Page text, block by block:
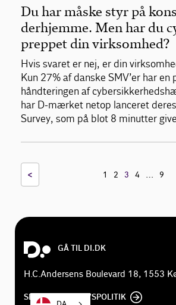
Du har måske styr på
derhjemme. Men har du
preppet din virksomhed?
Hvis svaret er nej, er din
Kun 27% af danske SMV’er har en
håndteringen af
har D-mærket netop lanceret
Survey, som på blot 8 minutter
< 1 2 3 4 … 9
GÅ TIL DI.DK
H.C.Andersens Boulevard 18, 1553
SE DI'S PRIVATLIVSPOLITIK